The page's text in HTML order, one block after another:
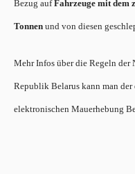
Bezug aufFahrzeuge mit dem
Tonnen und von diesen
Mehr Infos über die Regeln der
Republik Belarus kann man
elektronischen Mauerhebung